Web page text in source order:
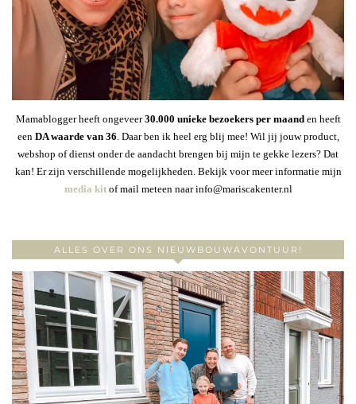
Mamablogger heeft ongeveer30.000 unieke bezoekers per maanden heeft
een DA waarde van 36 . Daar ben ik heel erg blij mee! Wil jij jouw product,
webshop of dienst onder de aandacht brengen bij mijn te gekke lezers? Dat
kan! Er zijn verschillende mogelijkheden. Bekijk voor meer informatie mijn
media kitof mail meteen naar info@mariscakenter.nl
ALLES OVER ONS NIEUWBOUWAVONTUUR!